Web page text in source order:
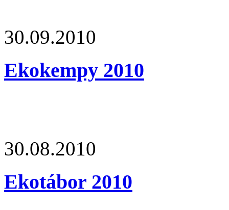
30.09.2010
Ekokempy 2010
30.08.2010
Ekotábor 2010